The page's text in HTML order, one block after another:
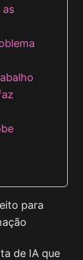
as
para
de IA que